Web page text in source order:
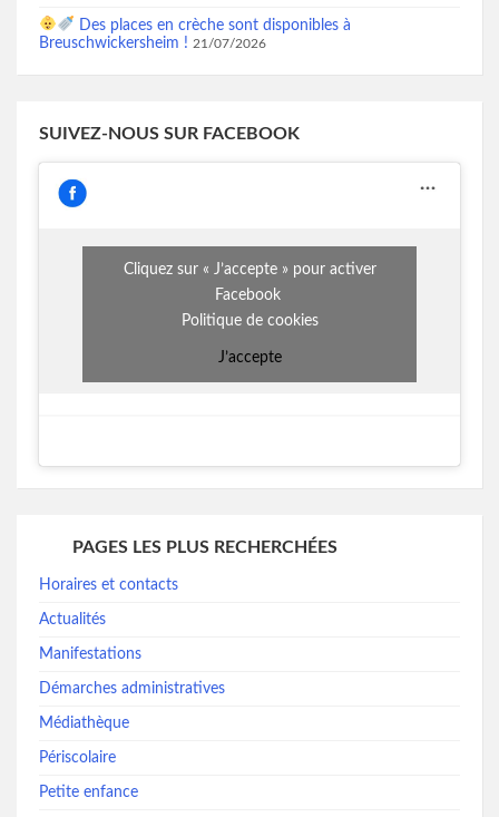
Des places en crèche sont disponibles à
Breuschwickersheim ! 21/07/2026
SUIVEZ-NOUS SUR FACEBOOK
Cliquez sur « J’accepte » pour activer
Facebook
Politique de cookies
J’accepte
PAGES LES PLUS RECHERCHÉES
Horaires et contacts
Actualités
Manifestations
Démarches administratives
Médiathèque
Périscolaire
Petite enfance